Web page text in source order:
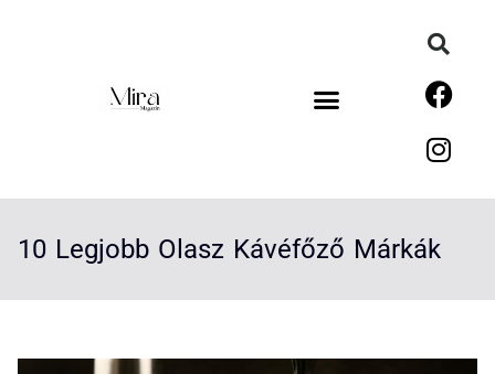
10 Legjobb Olasz Kávéfőző Márkák